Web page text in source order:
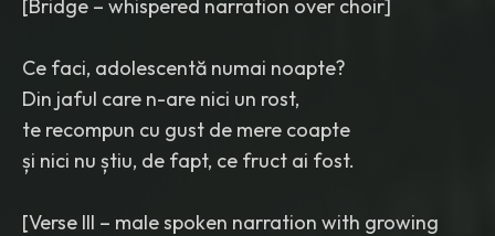
[Bridge – whispered narration over choir]
Ce faci, adolescentă numai noapte?
Din jaful care n-are nici un rost,
te recompun cu gust de mere coapte
și nici nu știu, de fapt, ce fruct ai fost.
[Verse III – male spoken narration with growing